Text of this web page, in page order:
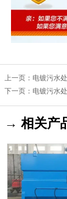
上一页： 电镀污水
下一页： 电镀污水
→ 相关产